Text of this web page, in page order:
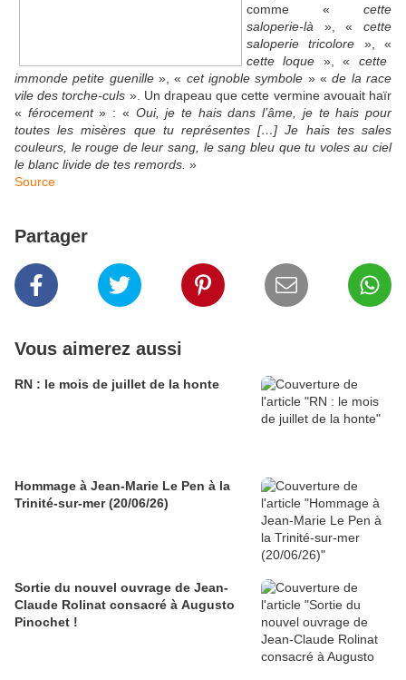
comme « cette
saloperie-là », « cette
saloperie tricolore », «
cette loque », « cette
immonde petite guenille », « cet ignoble symbole » « de la race
vile des torche-culs ». Un drapeau que cette vermine avouait haïr
« férocement» : « Oui, je te hais dans l’âme, je te hais pour
toutes les misères que tu représentes […] Je hais tes sales
couleurs, le rouge de leur sang, le sang bleu que tu voles au ciel
le blanc livide de tes remords. »
Source
Partager
Vous aimerez aussi
RN : le mois de juillet de la honte
Hommage à Jean-Marie Le Pen à la
Trinité-sur-mer (20/06/26)
Sortie du nouvel ouvrage de Jean-
Claude Rolinat consacré à Augusto
Pinochet !